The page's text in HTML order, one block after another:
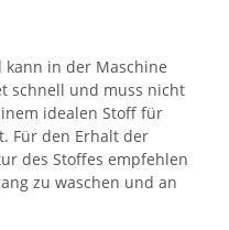
kann in der Maschine
schnell und muss nicht
idealen Stoff für
Für den Erhalt der
des Stoffes empfehlen
zu waschen und an